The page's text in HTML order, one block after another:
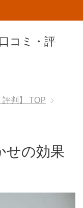
コミ・評
判】
TOP
せの効果